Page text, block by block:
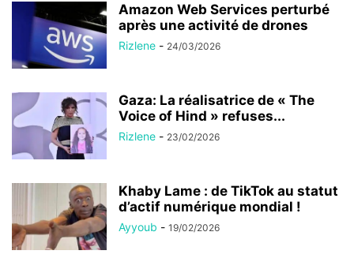
Amazon Web Services perturbé
après une activité de drones
Rizlene - 24/03/2026
Gaza: La réalisatrice de « The
Voice of Hind » refuses...
Rizlene - 23/02/2026
Khaby Lame : de TikTok au statut
d’actif numérique mondial !
Ayyoub - 19/02/2026